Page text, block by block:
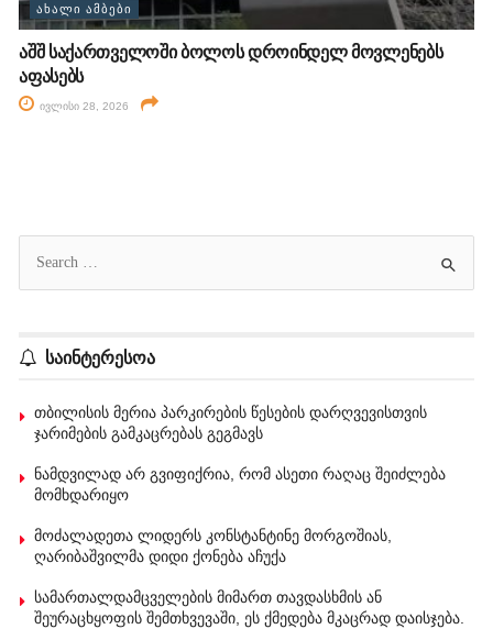
ᲐᲮᲐᲚᲘ ᲐᲛᲑᲔᲑᲘ
აშშ საქართველოში ბოლოს დროინდელ მოვლენებს
აფასებს
ივლისი 28, 2026
საინტერესოა
თბილისის მერია პარკირების წესების დარღვევისთვის
ჯარიმების გამკაცრებას გეგმავს
ნამდვილად არ გვიფიქრია, რომ ასეთი რაღაც შეიძლება
მომხდარიყო
მოძალადეთა ლიდერს კონსტანტინე მორგოშიას,
ღარიბაშვილმა დიდი ქონება აჩუქა
სამართალდამცველების მიმართ თავდასხმის ან
შეურაცხყოფის შემთხვევაში, ეს ქმედება მკაცრად დაისჯება.